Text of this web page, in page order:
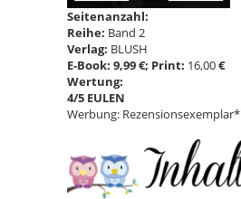
Seitenanzahl:
Reihe: Band 2
Verlag: BLUSH
E-Book: 9,99 €; Print: 16,00€
Wertung:
4/5 EULEN
Werbung: Rezensionsexemplar*